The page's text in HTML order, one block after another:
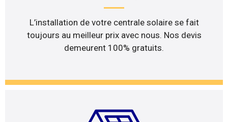
L’installation de votre centrale solaire se fait
toujours au meilleur prix avec nous. Nos devis
demeurent 100% gratuits.